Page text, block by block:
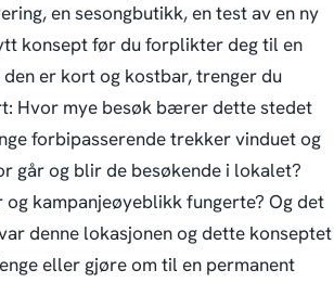
en sesongbutikk, en test av en ny
konsept før du forplikter deg til en
er kort og kostbar, trenger du
: Hvor mye besøk bærer dette stedet
forbipasserende trekker vinduet og
går og blir de besøkende i lokalet?
og kampanjeøyeblikk fungerte? Og det
denne lokasjonen og dette konseptet
eller gjøre om til en permanent